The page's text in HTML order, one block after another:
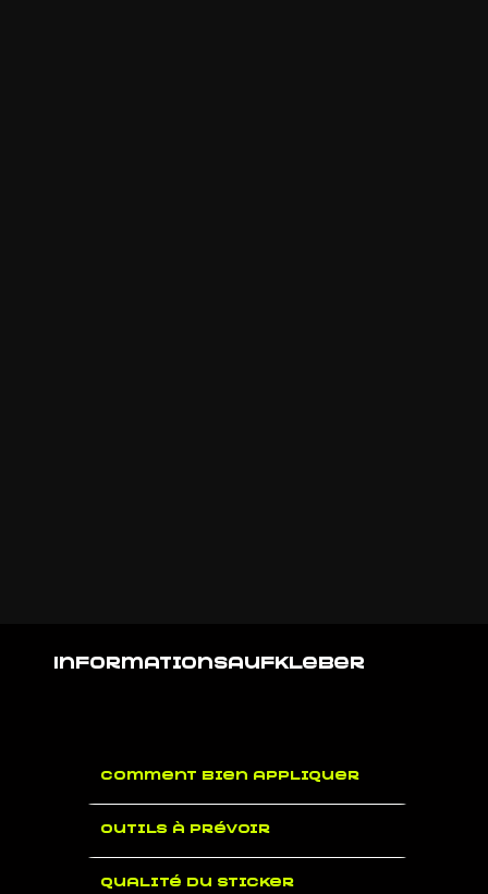
Informationsaufkleber
Comment bien appliquer
Outils à prévoir
Qualité du sticker